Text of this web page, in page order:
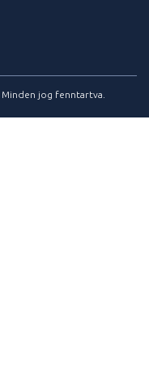
jog fenntartva.